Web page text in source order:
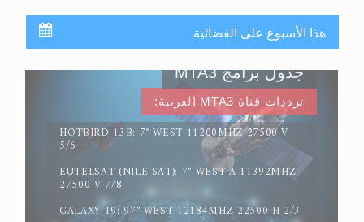
لا ناسخ ولا منسوخ في القرآن الكريم
هذا الأسبوع على الفضائية
ترددات قناة MTA3 العربية:
HOTBIRD 13B: 7° WEST 11200MHZ 27500 V
5/6
EUTELSAT (NILE SAT): 7° WEST-A 11392MHZ
27500 V 7/8
GALAXY 19: 97° WEST 12184MHZ 22500 H 2/3
جدول برامج MTA3